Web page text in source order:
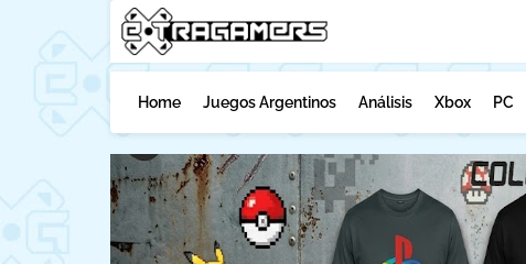
Home Juegos Argentinos Análisis Xbox PC